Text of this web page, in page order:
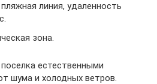
линия, удаленность
зона.
естественными
шума и холодных ветров.